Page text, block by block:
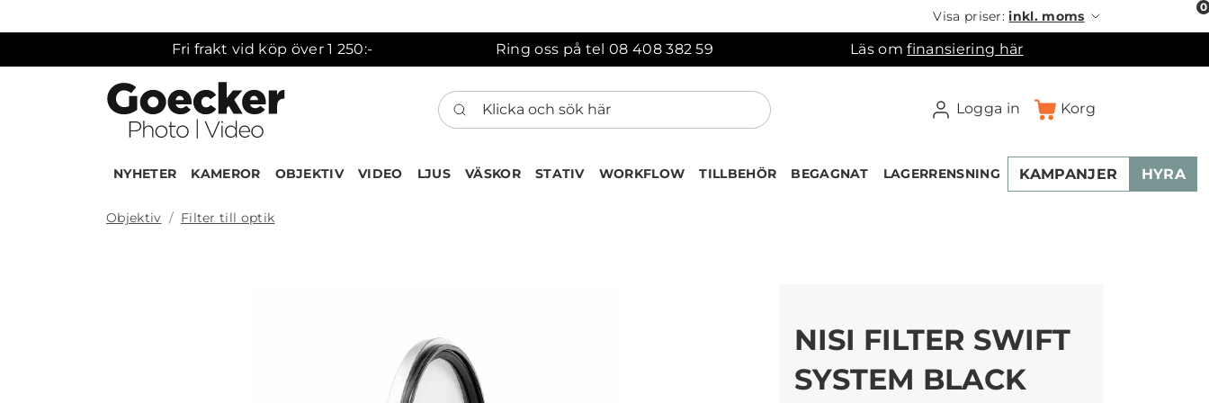
Visa priser:inkl. moms
Fri frakt vid köp över 1 250:- Ring oss på tel 08 408 382 59 Läs omfinansiering här
Klicka och sök här
Logga in Korg
0
NYHETER KAMEROR OBJEKTIV VIDEO LJUS VÄSKOR STATIV WORKFLOW TILLBEHÖR BEGAGNAT LAGERRENSNING KAMPANJER HYRA
Objektiv Filter till optik
Köps ofta tillsammans med
NISI FILTER SWIFT
SYSTEM BLACK